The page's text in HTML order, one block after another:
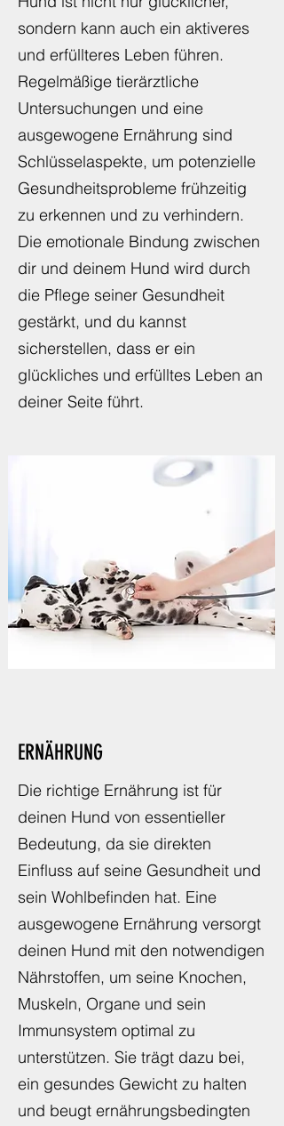
Webseite einnimmt. Ein gesunder
Hund ist nicht nur glücklicher,
sondern kann auch ein aktiveres
und erfüllteres Leben führen.
Regelmäßige tierärztliche
Untersuchungen und eine
ausgewogene Ernährung sind
Schlüsselaspekte, um potenzielle
Gesundheitsprobleme frühzeitig
zu erkennen und zu verhindern.
Die emotionale Bindung zwischen
dir und deinem Hund wird durch
die Pflege seiner Gesundheit
gestärkt, und du kannst
sicherstellen, dass er ein
ERNÄHRUNG
Die richtige Ernährung ist für
deinen Hund von essentieller
Bedeutung, da sie direkten
Einfluss auf seine Gesundheit und
sein Wohlbefinden hat. Eine
ausgewogene Ernährung versorgt
deinen Hund mit den notwendigen
Nährstoffen, um seine Knochen,
Muskeln, Organe und sein
Immunsystem optimal zu
unterstützen. Sie trägt dazu bei,